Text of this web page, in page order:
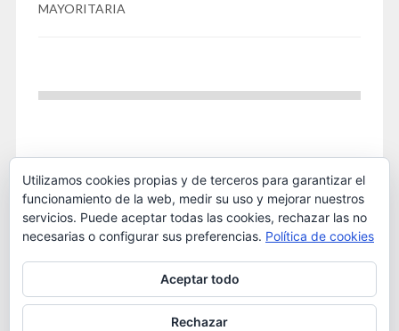
MAYORITARIA
Este obra está bajo unalicencia de Creative Commons
Reconocimiento-NoComercial 4.0 Internacional. 2016
OSTA
Utilizamos cookies propias y de terceros para garantizar el
funcionamiento de la web, medir su uso y mejorar nuestros
servicios. Puede aceptar todas las cookies, rechazar las no
necesarias o configurar sus preferencias. Política de cookies
Aceptar todo
Rechazar